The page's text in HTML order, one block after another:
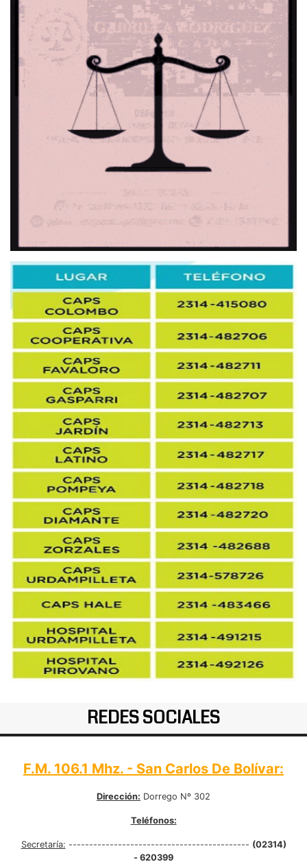
REDES SOCIALES
F.M. 106.1 Mhz. - San Carlos De Bolívar:
Dirección: Dorrego Nº 302
Teléfonos:
Secretaría: -------------------------------------------- (02314)
- 620399